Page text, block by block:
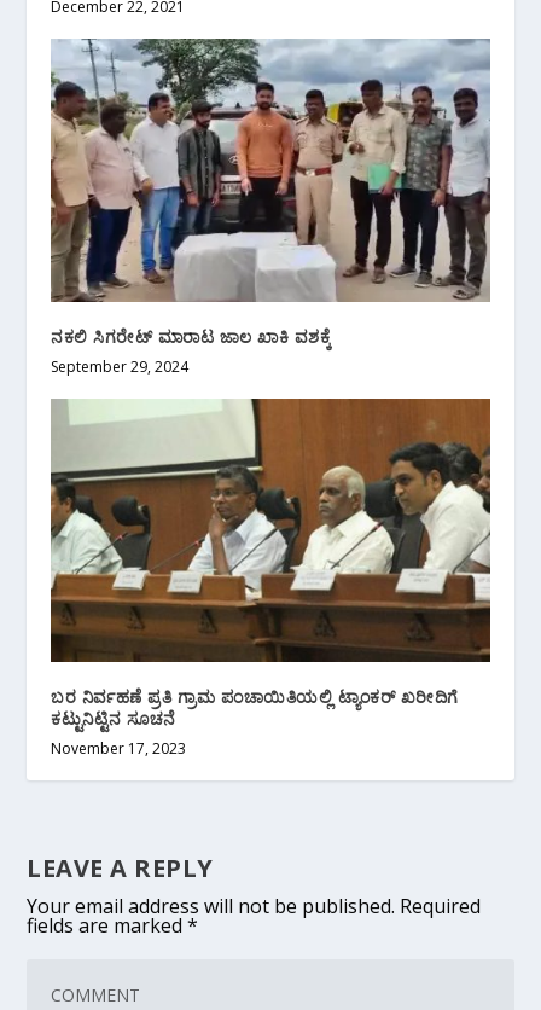
December 22, 2021
ನಕಲಿ ಸಿಗರೇಟ್ ಮಾರಾಟ ಜಾಲ ಖಾಕಿ ವಶಕ್ಕೆ
September 29, 2024
ಬರ ನಿರ್ವಹಣೆ ಪ್ರತಿ ಗ್ರಾಮ ಪಂಚಾಯಿತಿಯಲ್ಲಿ ಟ್ಯಾಂಕರ್ ಖರೀದಿಗೆ
ಕಟ್ಟುನಿಟ್ಟಿನ ಸೂಚನೆ
November 17, 2023
LEAVE A REPLY
Your email address will not be published. Required
fields are marked*